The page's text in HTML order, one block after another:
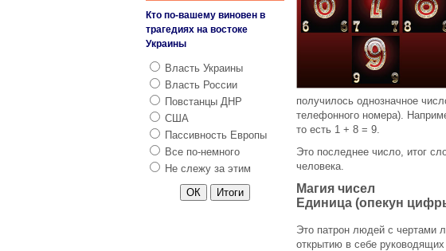
получилось однозначное
телефонного номера).
то есть 1 + 8 = 9.
Это последнее число, итог
человека.
Магия чисел
Единица (опекун
Это патрон людей с чертами
открытию в себе
Кто по-вашему виновен в
трагедиях на востоке
Украины
Власть Украины
Власть России
Повстанцы ДНР
США
Пассивность Европы
Все по-немного
Не слежу за этим